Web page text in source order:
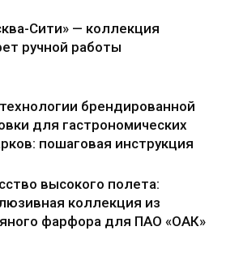
Сити» — коллекция
ручной работы
брендированной
для гастрономических
пошаговая инструкция
высокого полета:
коллекция из
фарфора для ПАО «ОАК»